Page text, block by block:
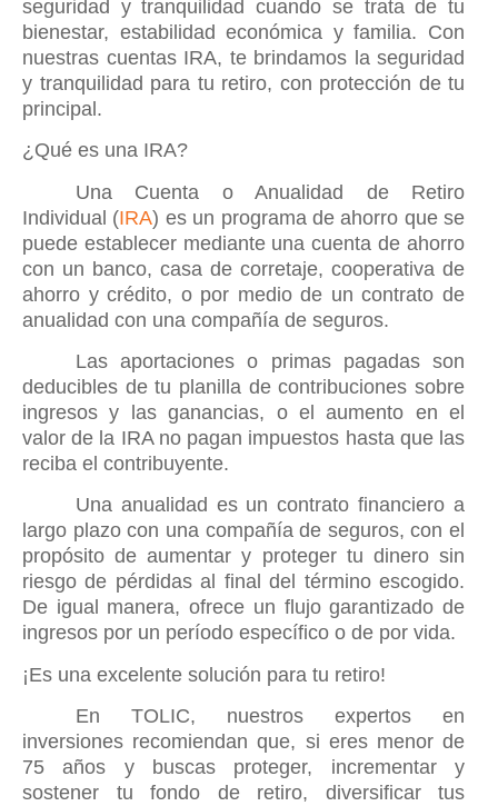
seguridad y tranquilidad cuando se trata de tu
bienestar, estabilidad económica y familia. Con
nuestras cuentas IRA, te brindamos la seguridad
y tranquilidad para tu retiro, con protección de tu
principal.
¿Qué es una IRA?
Una Cuenta o Anualidad de Retiro
Individual (IRA) es un programa de ahorro que se
puede establecer mediante una cuenta de ahorro
con un banco, casa de corretaje, cooperativa de
ahorro y crédito, o por medio de un contrato de
anualidad con una compañía de seguros.
Las aportaciones o primas pagadas son
deducibles de tu planilla de contribuciones sobre
ingresos y las ganancias, o el aumento en el
valor de la IRA no pagan impuestos hasta que las
reciba el contribuyente.
Una anualidad es un contrato financiero a
largo plazo con una compañía de seguros, con el
propósito de aumentar y proteger tu dinero sin
riesgo de pérdidas al final del término escogido.
De igual manera, ofrece un flujo garantizado de
ingresos por un período específico o de por vida.
¡Es una excelente solución para tu retiro!
En TOLIC, nuestros expertos en
inversiones recomiendan que, si eres menor de
75 años y buscas proteger, incrementar y
sostener tu fondo de retiro, diversificar tus